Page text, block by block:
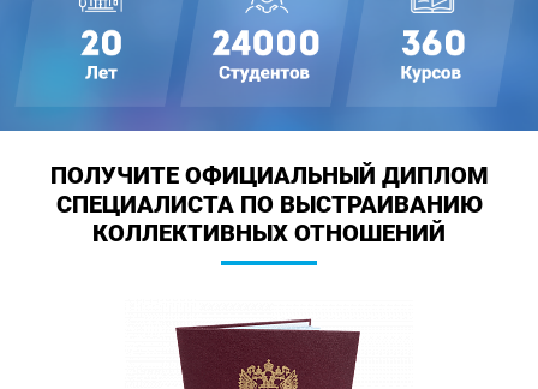
ПОЛУЧИТЕ ОФИЦИАЛЬНЫЙ ДИПЛОМ
СПЕЦИАЛИСТА ПО ВЫСТРАИВАНИЮ
КОЛЛЕКТИВНЫХ ОТНОШЕНИЙ